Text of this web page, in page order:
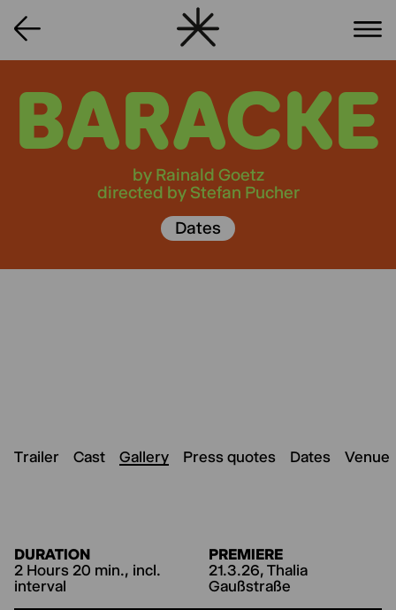
BARACKE
by Rainald Goetz
directed by Stefan Pucher
Dates
Trailer Cast Gallery Press quotes Dates Venue
DURATION
2 Hours 20 min., incl.
interval
PREMIERE
21.3.26, Thalia
Gaußstraße